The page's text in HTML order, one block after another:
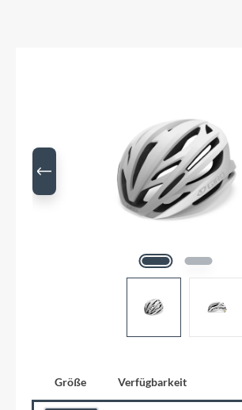
Größe Verfügbarkeit